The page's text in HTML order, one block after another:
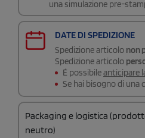
una simulazione pre-
DATE DI SPEDIZIONE
Spedizione articolo non
Spedizione articolo
É possibileanticipare
Se hai bisogno di una
Packaging e logistica
neutro)